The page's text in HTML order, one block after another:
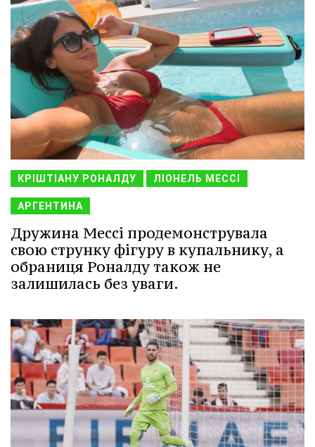
КРІШТІАНУ РОНАЛДУ ЛІОНЕЛЬ МЕССІ
АРГЕНТИНА
Дружина Мессі продемонструвала
свою струнку фігуру в купальнику, а
обраниця Роналду також не
залишилась без уваги.